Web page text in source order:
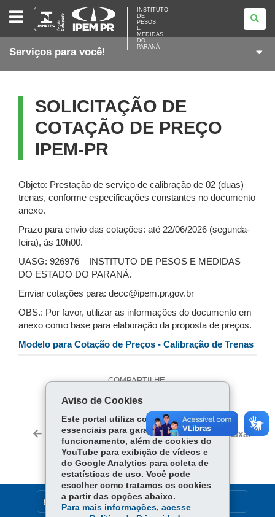
INSTITUTO
PESOS
E
DO
INSTITUTO
DE
PESOS
E
MEDIDAS
DO
PARANÁ
Serviços para você!
SOLICITAÇÃO DE
COTAÇÃO DE PREÇO
IPEM-PR
Objeto: Prestação de serviço de calibração de 02 (duas)
trenas, conforme especificações constantes no documento
anexo.
Prazo para envio das cotações: até 22/06/2026 (segunda-
feira), às 10h00.
UASG: 926976 – INSTITUTO DE PESOS E MEDIDAS
DO ESTADO DO PARANÁ.
Enviar cotações para: decc@ipem.pr.gov.br
OBS.: Por favor, utilizar as informações do documento em
anexo como base para elaboração da proposta de preços.
Modelo para Cotação de Preços - Calibração de Trenas
COMPARTILHE:
Fa
ce
bo
ok
Tw
itt
er
ha
ts
Ap
p
Voltar Início Imprimir Baixar
DENUNCIE CORRUPÇÃO
Aviso de Cookies
Este portal utiliza cookies
essenciais para garantir seu
funcionamento, além de cookies do
YouTube para exibição de vídeos e
do Google Analytics para coleta de
estatísticas de uso. Você pode
escolher como tratamos os cookies
a partir das opções abaixo.
Para mais informações, acesse